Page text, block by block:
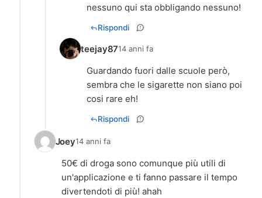
nessuno qui sta obbligando nessuno!
Rispondi
teejay8714 anni fa
Guardando fuori dalle scuole però,
sembra che le sigarette non siano poi
cosi rare eh!
Rispondi
Joey14 anni fa
50€ di droga sono comunque più utili di
un'applicazione e ti fanno passare il tempo
divertendoti di più! ahah